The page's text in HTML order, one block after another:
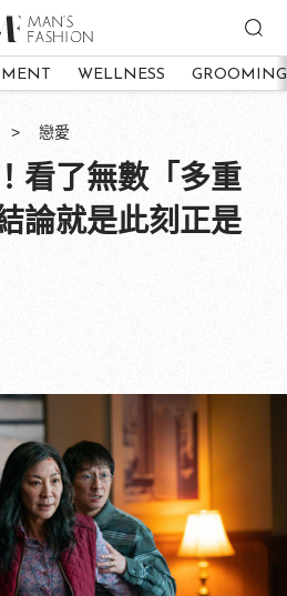
WELLNESS GROOMING
戀愛
看了無數「多重
論就是此刻正是